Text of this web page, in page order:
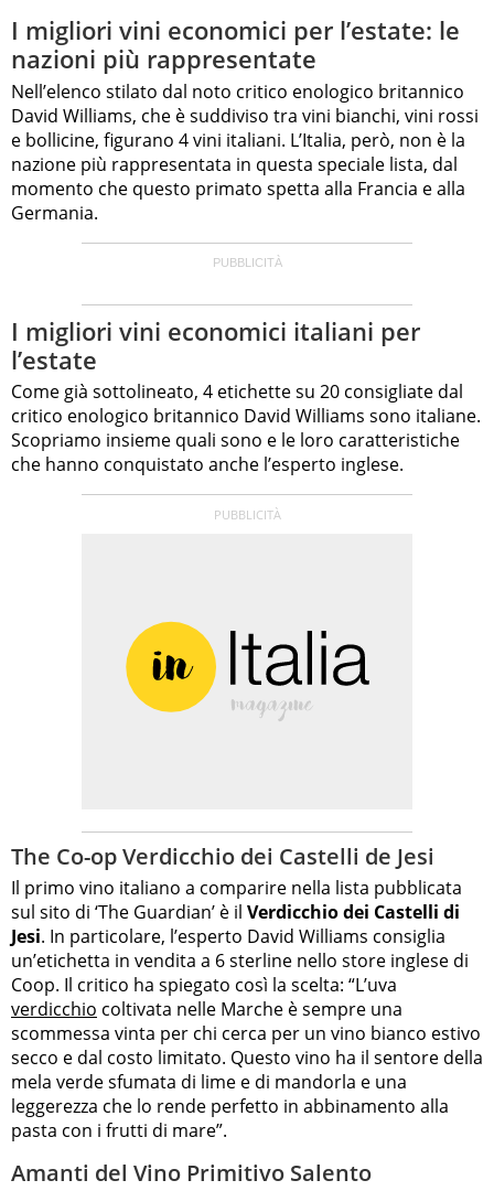
I migliori vini economici per l’estate: le
nazioni più rappresentate
Nell’elenco stilato dal noto critico enologico britannico
David Williams, che è suddiviso tra vini bianchi, vini rossi
e bollicine, figurano 4 vini italiani. L’Italia, però, non è la
nazione più rappresentata in questa speciale lista, dal
momento che questo primato spetta alla Francia e alla
Germania.
I migliori vini economici italiani per
l’estate
Come già sottolineato, 4 etichette su 20 consigliate dal
critico enologico britannico David Williams sono italiane.
Scopriamo insieme quali sono e le loro caratteristiche
che hanno conquistato anche l’esperto inglese.
The Co-op Verdicchio dei Castelli de Jesi
Il primo vino italiano a comparire nella lista pubblicata
sul sito di ‘The Guardian’ è il Verdicchio dei Castelli di
Jesi. In particolare, l’esperto David Williams consiglia
un’etichetta in vendita a 6 sterline nello store inglese di
Coop. Il critico ha spiegato così la scelta: “L’uva
verdicchio coltivata nelle Marche è sempre una
scommessa vinta per chi cerca per un vino bianco estivo
secco e dal costo limitato. Questo vino ha il sentore della
mela verde sfumata di lime e di mandorla e una
leggerezza che lo rende perfetto in abbinamento alla
pasta con i frutti di mare”.
Amanti del Vino Primitivo Salento